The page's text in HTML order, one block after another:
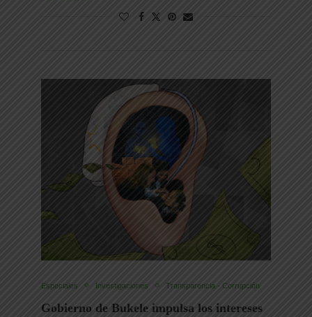
Especiales Investigaciones Transparencia - Corrupción
Gobierno de Bukele impulsa los intereses